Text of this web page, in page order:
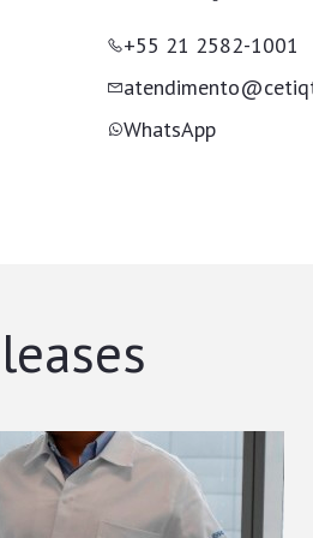
+55 21 2582-1001
WhatsApp